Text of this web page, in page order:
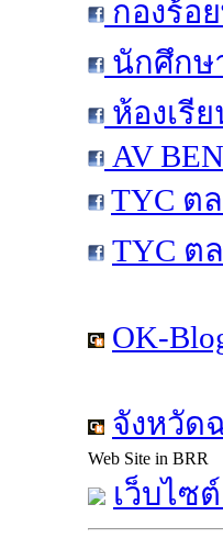
กองร้อ
นักศึกษ
ห้องเรี
AV
TYC ต
TYC ต
OK-
จังหวัด
Web Site in BRR
เว็บไซ